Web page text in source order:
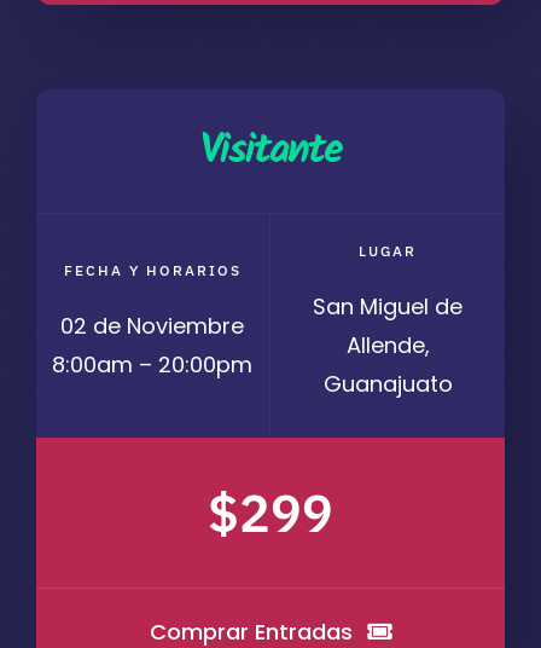
Visitante
FECHA Y HORARIOS
02 de Noviembre
8:00am – 20:00pm
LUGAR
San Miguel de
Allende,
Guanajuato
$299
Comprar Entradas